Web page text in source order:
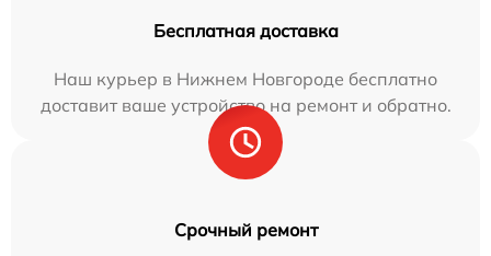
Бесплатная доставка
Наш курьер в Нижнем Новгороде бесплатно
доставит ваше устройство на ремонт и обратно.
Срочный ремонт